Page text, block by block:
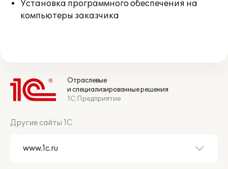
Установка программного обеспечения на
компьютеры заказчика
Отраслевые
и специализированные решения
1С:Предприятие
Другие сайты 1С